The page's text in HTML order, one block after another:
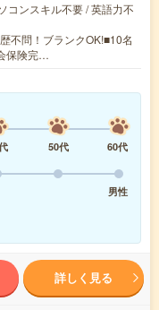
コンスキル不要 / 英語力不
不問！ブランクOK!■10名
保険完…
50代
60代
男性
詳しく見る